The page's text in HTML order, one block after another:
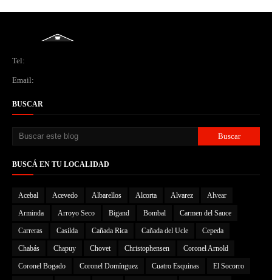
Tel:
Email:
BUSCAR
BUSCÁ EN TU LOCALIDAD
Acebal Acevedo Albarellos Alcorta Alvarez Alvear
Arminda Arroyo Seco Bigand Bombal Carmen del Sauce
Carreras Casilda Cañada Rica Cañada del Ucle Cepeda
Chabás Chapuy Chovet Christophensen Coronel Arnold
Coronel Bogado Coronel Domínguez Cuatro Esquinas El Socorro